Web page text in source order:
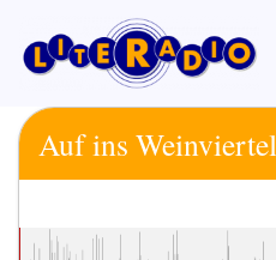
Inhalt
springen
Auf ins Weinviertel